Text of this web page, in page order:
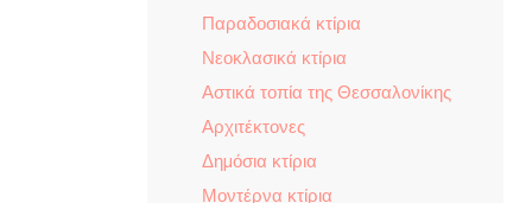
Παραδοσιακά κτίρια
Νεοκλασικά κτίρια
Αστικά τοπία της Θεσσαλονίκης
Αρχιτέκτονες
Δηµόσια κτίρια
Μοντέρνα κτίρια